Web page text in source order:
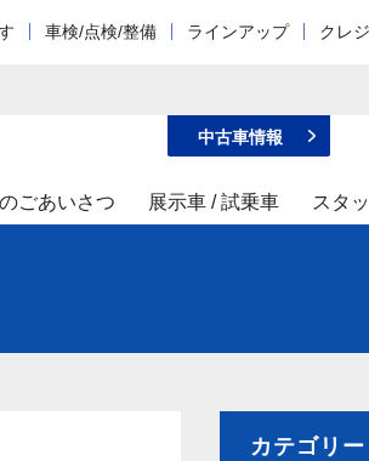
車検/点検/整備 ラインアップ クレ
ごあいさつ 展示車 / 試乗車 スタ
中古車情報
カテゴリー